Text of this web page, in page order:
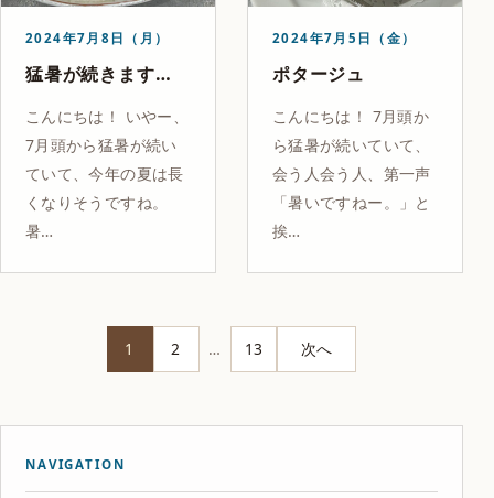
2024年7月8日（月）
猛暑が続きます…
こんにちは！ いやー、
7月頭から猛暑が続い
ていて、今年の夏は長
くなりそうですね。
暑…
2024年7月5日（金）
ポタージュ
こんにちは！ 7月頭か
ら猛暑が続いていて、
会う人会う人、第一声
「暑いですねー。」と
挨…
の
1 2 … 13 次へ
NAVIGATION